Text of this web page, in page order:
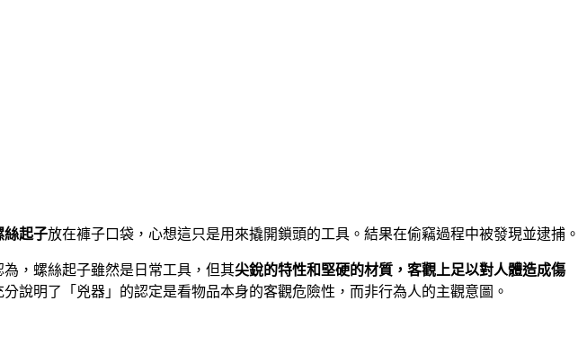
絲起子放在褲子口袋，心想這只是用來撬開鎖頭的工具。結果在偷竊過程中被發現並逮捕。
，螺絲起子雖然是日常工具，但其尖銳的特性和堅硬的材質，客觀上足以對人體造成傷
說明了「兇器」的認定是看物品本身的客觀危險性，而非行為人的主觀意圖。